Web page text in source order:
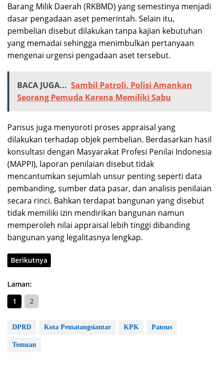
Barang Milik Daerah (RKBMD) yang semestinya menjadi
dasar pengadaan aset pemerintah. Selain itu,
pembelian disebut dilakukan tanpa kajian kebutuhan
yang memadai sehingga menimbulkan pertanyaan
mengenai urgensi pengadaan aset tersebut.
BACA JUGA... Sambil Patroli, Polisi Amankan
Seorang Pemuda Karena Memiliki Sabu
Pansus juga menyoroti proses appraisal yang
dilakukan terhadap objek pembelian. Berdasarkan hasil
konsultasi dengan Masyarakat Profesi Penilai Indonesia
(MAPPI), laporan penilaian disebut tidak
mencantumkan sejumlah unsur penting seperti data
pembanding, sumber data pasar, dan analisis penilaian
secara rinci. Bahkan terdapat bangunan yang disebut
tidak memiliki izin mendirikan bangunan namun
memperoleh nilai appraisal lebih tinggi dibanding
bangunan yang legalitasnya lengkap.
Berikutnya
Laman:
1
2
DPRD Kota Pematangsiantar KPK Pansus
Temuan